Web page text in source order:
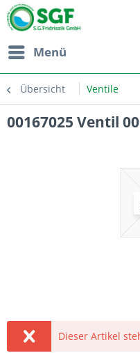
Menü
Übersicht Ventile
00167025 Ventil
Dieser Artikel